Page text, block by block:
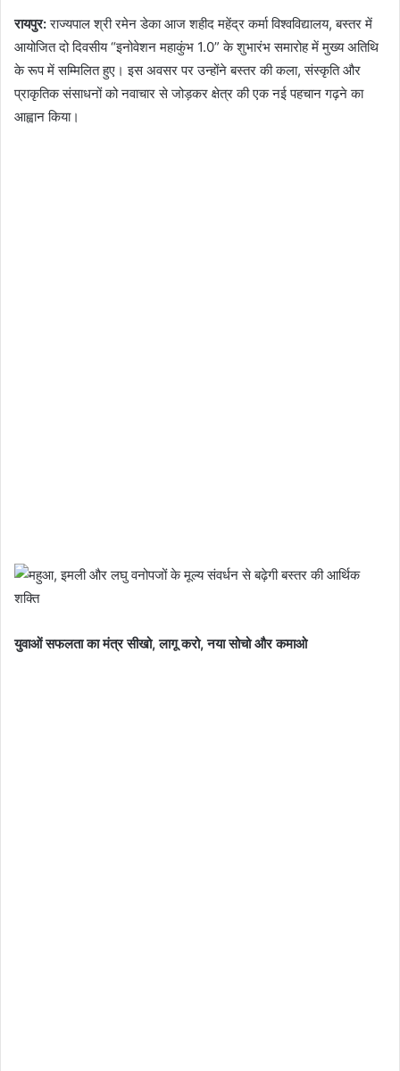
रायपुर:राज्यपाल श्री रमेन डेका आज शहीद महेंद्र कर्मा विश्वविद्यालय, बस्तर में
आयोजित दो दिवसीय “इनोवेशन महाकुंभ 1.0” के शुभारंभ समारोह में मुख्य अतिथि
के रूप में सम्मिलित हुए। इस अवसर पर उन्होंने बस्तर की कला, संस्कृति और
प्राकृतिक संसाधनों को नवाचार से जोड़कर क्षेत्र की एक नई पहचान गढ़ने का
आह्वान किया।
युवाओं सफलता का मंत्र सीखो, लागू करो, नया सोचो और कमाओ